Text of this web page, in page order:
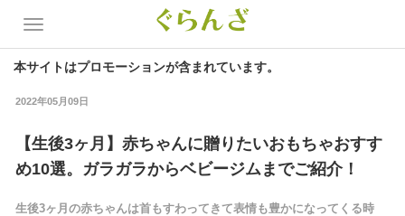
本サイトはプロモーションが含まれています。
2022年05月09日
【生後3ヶ月】赤ちゃんに贈りたいおもちゃおすす
め10選。ガラガラからベビージムまでご紹介！
生後3ヶ月の赤ちゃんは首もすわってきて表情も豊かになってくる時